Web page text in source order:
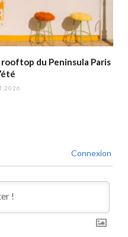
du Peninsula Paris
2026
Connexion